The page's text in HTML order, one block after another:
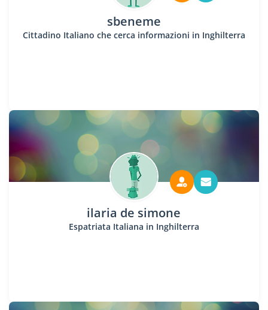
sbeneme
Cittadino Italiano che cerca informazioni in Inghilterra
ilaria de simone
Espatriata Italiana in Inghilterra